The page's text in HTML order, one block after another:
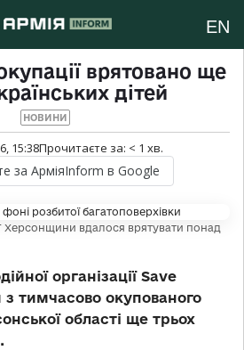
EN
врятовано ще
дітей
НОВИНИ
15:38Прочитаєте за: < 1 хв.
за АрміяInform в Google
Херсонщини вдалося врятувати понад
організації Save
тимчасово окупованого
області ще трьох